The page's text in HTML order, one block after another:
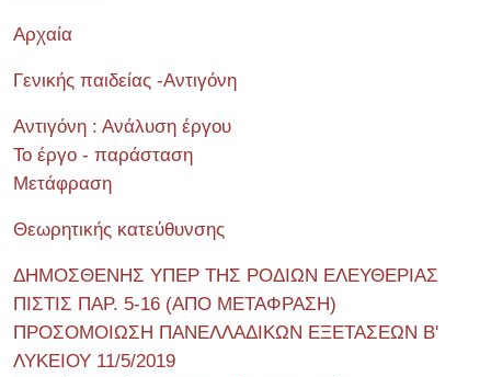
Αρχαία
Γενικής παιδείας -Αντιγόνη
Αντιγόνη : Ανάλυση έργου
Το έργο - παράσταση
Μετάφραση
Θεωρητικής κατεύθυνσης
ΔΗΜΟΣΘΕΝΗΣ ΥΠΕΡ ΤΗΣ ΡΟΔΙΩΝ ΕΛΕΥΘΕΡΙΑΣ
ΠΙΣΤΙΣ ΠΑΡ. 5-16 (ΑΠΟ ΜΕΤΑΦΡΑΣΗ)
ΠΡΟΣΟΜΟΙΩΣΗ ΠΑΝΕΛΛΑΔΙΚΩΝ ΕΞΕΤΑΣΕΩΝ Β'
ΛΥΚΕΙΟΥ 11/5/2019